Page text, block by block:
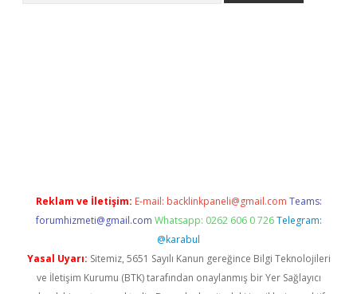
Reklam ve İletişim: E-mail: backlinkpaneli@gmail.com Teams:
forumhizmeti@gmail.com Whatsapp: 0262 606 0 726 Telegram:
@karabul
Yasal Uyarı: Sitemiz, 5651 Sayılı Kanun gereğince Bilgi Teknolojileri
ve İletişim Kurumu (BTK) tarafından onaylanmış bir Yer Sağlayıcı